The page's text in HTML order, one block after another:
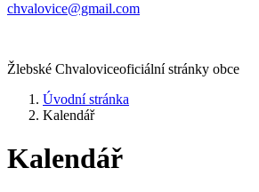
​​​​chvalovice@gmail.com
Žlebské Chvaloviceoficiální stránky obce
Úvodní stránka
Kalendář
Kalendář